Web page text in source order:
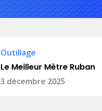
Outillage
Le Meilleur Mètre Ruban
3 décembre 2025